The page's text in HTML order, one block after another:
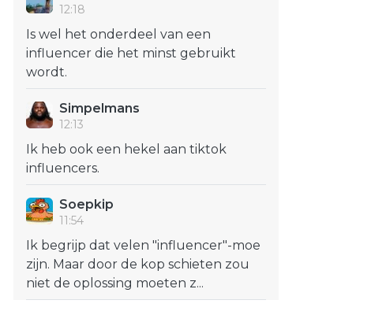
12:18
Is wel het onderdeel van een
influencer die het minst gebruikt
wordt.
Simpelmans
12:13
Ik heb ook een hekel aan tiktok
influencers.
Soepkip
11:54
Ik begrijp dat velen "influencer"-moe
zijn. Maar door de kop schieten zou
niet de oplossing moeten z...